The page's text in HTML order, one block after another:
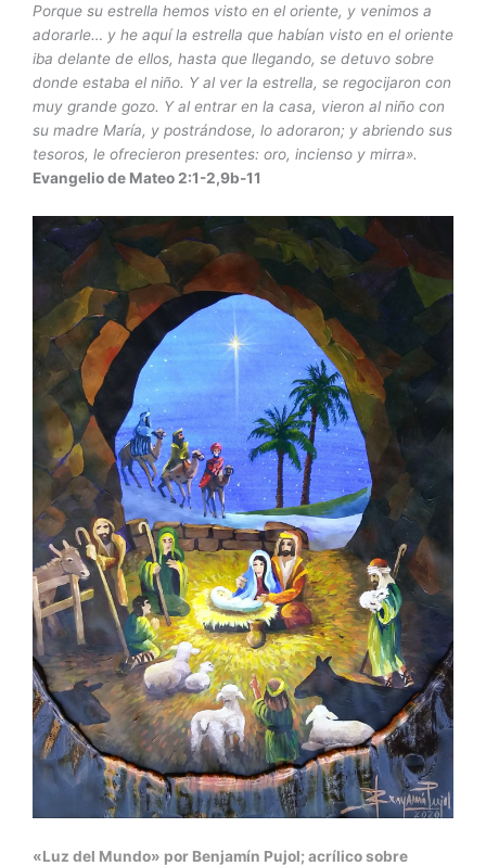
Porque su estrella hemos visto en el oriente, y venimos a
adorarle… y he aquí la estrella que habían visto en el oriente
iba delante de ellos, hasta que llegando, se detuvo sobre
donde estaba el niño. Y al ver la estrella, se regocijaron con
muy grande gozo. Y al entrar en la casa, vieron al niño con
su madre María, y postrándose, lo adoraron; y abriendo sus
tesoros, le ofrecieron presentes: oro, incienso y mirra».
Evangelio de Mateo 2:1-2,9b-11
«Luz del Mundo» por Benjamín Pujol; acrílico sobre